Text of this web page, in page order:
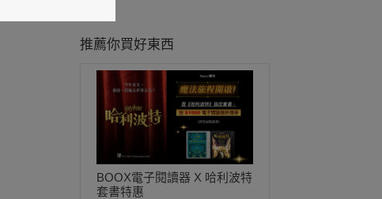
推薦你買好東西
BOOX電子閱讀器 X 哈利波特
套書特惠